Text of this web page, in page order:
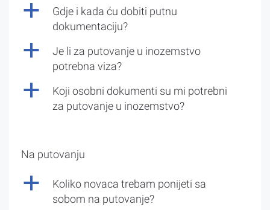
a
Gdje i kada ću dobiti putnu
dokumentaciju?
a
Je li za putovanje u inozemstvo
potrebna viza?
a
Koji osobni dokumenti su mi potrebni
za putovanje u inozemstvo?
Na putovanju
a
Koliko novaca trebam ponijeti sa
sobom na putovanje?